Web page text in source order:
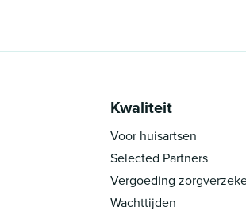
Kwaliteit
Voor huisartsen
Selected Partners
Vergoeding
Wachttijden